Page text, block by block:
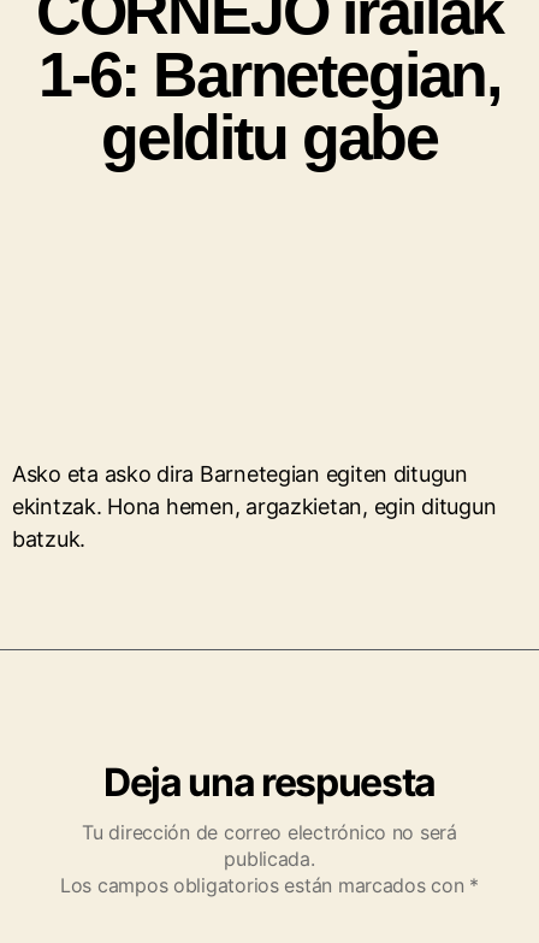
1-6: Barnetegian,
gelditu gabe
Asko eta asko dira Barnetegian egiten ditugun
ekintzak. Hona hemen, argazkietan, egin ditugun
batzuk.
Deja una respuesta
Tu dirección de correo electrónico no será
publicada.
Los campos obligatorios están marcados con *